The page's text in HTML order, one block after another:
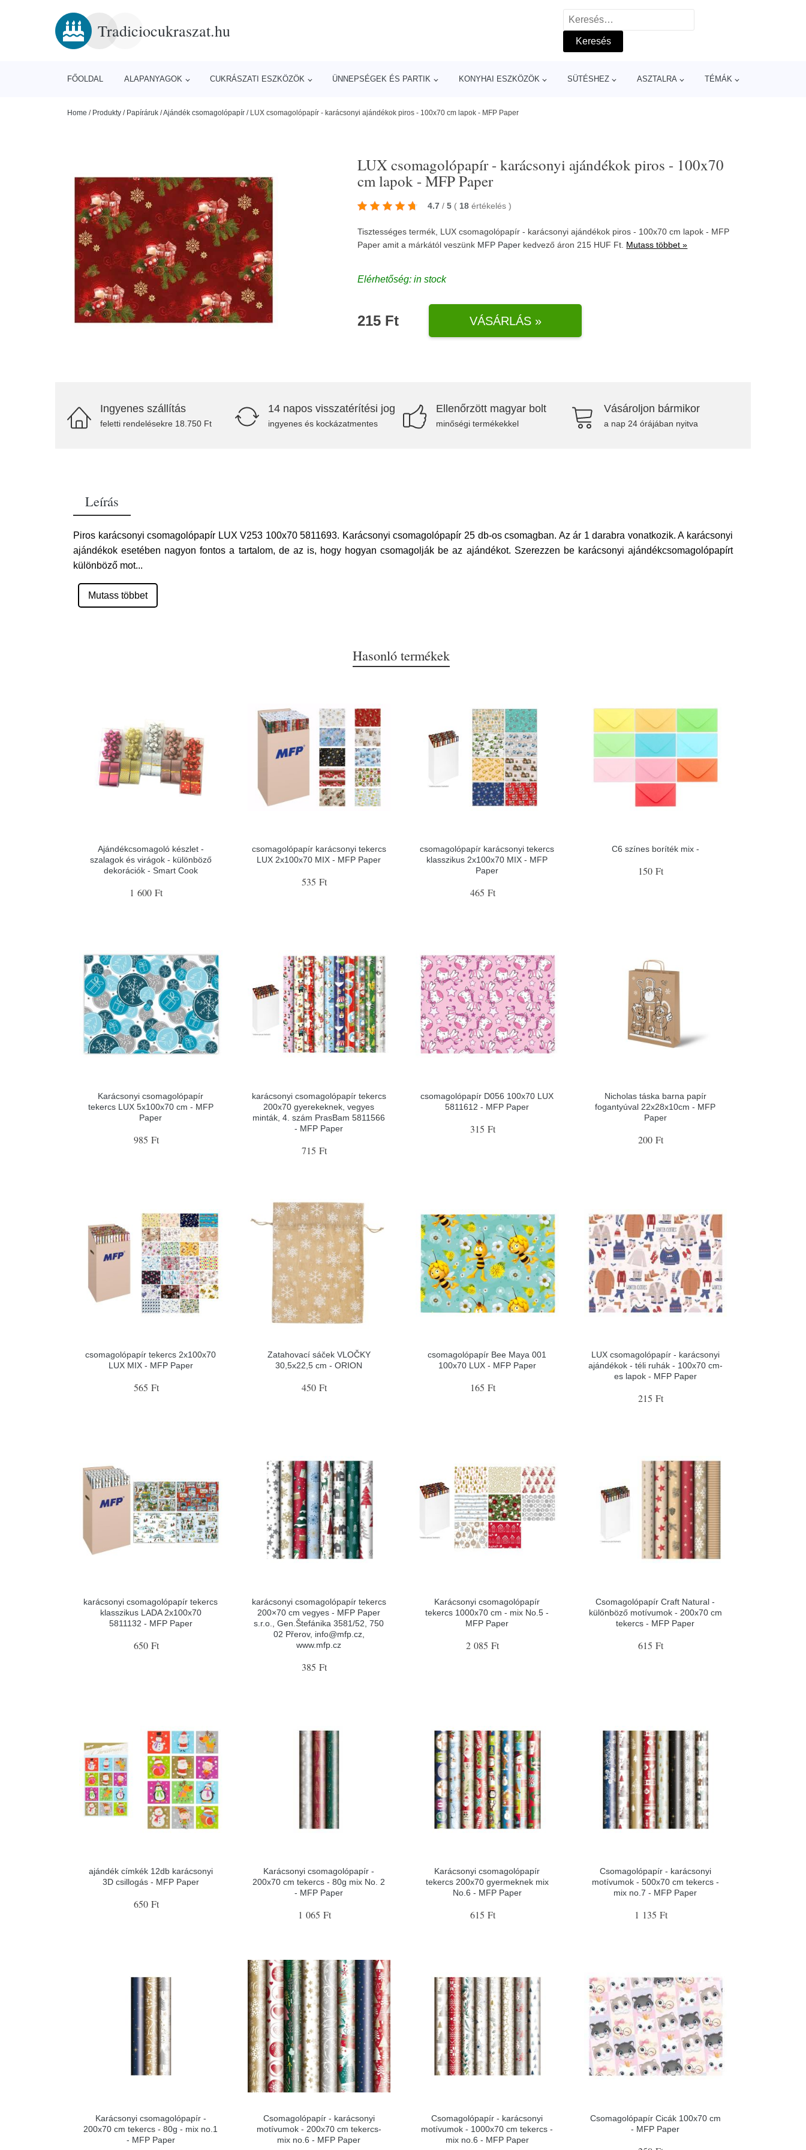
Tradiciocukraszat.hu
Keresés:
FŐOLDAL ALAPANYAGOK CUKRÁSZATI ESZKÖZÖK ÜNNEPSÉGEK ÉS PARTIK KONYHAI ESZKÖZÖK SÜTÉSHEZ ASZTALRA TÉMÁK
Home / Produkty / Papíráruk /Ajándék csomagolópapír / LUX csomagolópapír - karácsonyi ajándékok piros - 100x70 cm lapok - MFP Paper
LUX csomagolópapír - karácsonyi ajándékok piros - 100x70
cm lapok - MFP Paper
4.7 / 5 ( 18 értékelés)
Tisztességes termék, LUX csomagolópapír - karácsonyi ajándékok piros - 100x70 cm lapok - MFP
Paper amit a márkától veszünk MFP Paper kedvező áron 215 HUF Ft. Mutass többet »
Elérhetőség: in stock
215 Ft VÁSÁRLÁS »
Ingyenes szállítás
feletti rendelésekre 18.750 Ft
14 napos visszatérítési jog
ingyenes és kockázatmentes
Ellenőrzött magyar bolt
minőségi termékekkel
Vásároljon bármikor
a nap 24 órájában nyitva
Leírás
Piros karácsonyi csomagolópapír LUX V253 100x70 5811693. Karácsonyi csomagolópapír 25 db-os csomagban. Az ár 1 darabra vonatkozik. A karácsonyi
ajándékok esetében nagyon fontos a tartalom, de az is, hogy hogyan csomagolják be az ajándékot. Szerezzen be karácsonyi ajándékcsomagolópapírt
különböző mot...
Mutass többet
Hasonló termékek
Ajándékcsomagoló készlet -
szalagok és virágok - különböző
dekorációk - Smart Cook
1 600 Ft
csomagolópapír karácsonyi tekercs
LUX 2x100x70 MIX - MFP Paper
535 Ft
csomagolópapír karácsonyi tekercs
klasszikus 2x100x70 MIX - MFP
Paper
465 Ft
C6 színes boríték mix -
150 Ft
Karácsonyi csomagolópapír
tekercs LUX 5x100x70 cm - MFP
Paper
985 Ft
karácsonyi csomagolópapír tekercs
200x70 gyerekeknek, vegyes
minták, 4. szám PrasBam 5811566
- MFP Paper
715 Ft
csomagolópapír D056 100x70 LUX
5811612 - MFP Paper
315 Ft
Nicholas táska barna papír
fogantyúval 22x28x10cm - MFP
Paper
200 Ft
csomagolópapír tekercs 2x100x70
LUX MIX - MFP Paper
565 Ft
Zatahovací sáček VLOČKY
30,5x22,5 cm - ORION
450 Ft
csomagolópapír Bee Maya 001
100x70 LUX - MFP Paper
165 Ft
LUX csomagolópapír - karácsonyi
ajándékok - téli ruhák - 100x70 cm-
es lapok - MFP Paper
215 Ft
karácsonyi csomagolópapír tekercs
klasszikus LADA 2x100x70
5811132 - MFP Paper
650 Ft
karácsonyi csomagolópapír tekercs
200×70 cm vegyes - MFP Paper
s.r.o., Gen.Štefánika 3581/52, 750
02 Přerov, info@mfp.cz,
www.mfp.cz
385 Ft
Karácsonyi csomagolópapír
tekercs 1000x70 cm - mix No.5 -
MFP Paper
2 085 Ft
Csomagolópapír Craft Natural -
különböző motívumok - 200x70 cm
tekercs - MFP Paper
615 Ft
ajándék címkék 12db karácsonyi
3D csillogás - MFP Paper
650 Ft
Karácsonyi csomagolópapír -
200x70 cm tekercs - 80g mix No. 2
- MFP Paper
1 065 Ft
Karácsonyi csomagolópapír
tekercs 200x70 gyermeknek mix
No.6 - MFP Paper
615 Ft
Csomagolópapír - karácsonyi
motívumok - 500x70 cm tekercs -
mix no.7 - MFP Paper
1 135 Ft
Karácsonyi csomagolópapír -
200x70 cm tekercs - 80g - mix no.1
- MFP Paper
Csomagolópapír - karácsonyi
motívumok - 200x70 cm tekercs-
mix no.6 - MFP Paper
Csomagolópapír - karácsonyi
motívumok - 1000x70 cm tekercs -
mix no.6 - MFP Paper
Csomagolópapír Cicák 100x70 cm
- MFP Paper